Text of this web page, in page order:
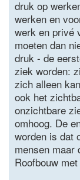
druk op
werken en
werk en privé
moeten dan
druk - de
ziek worden:
zich alleen
ook het
onzichtbare
omhoog. De
worden is dat
mensen maar
Roofbouw